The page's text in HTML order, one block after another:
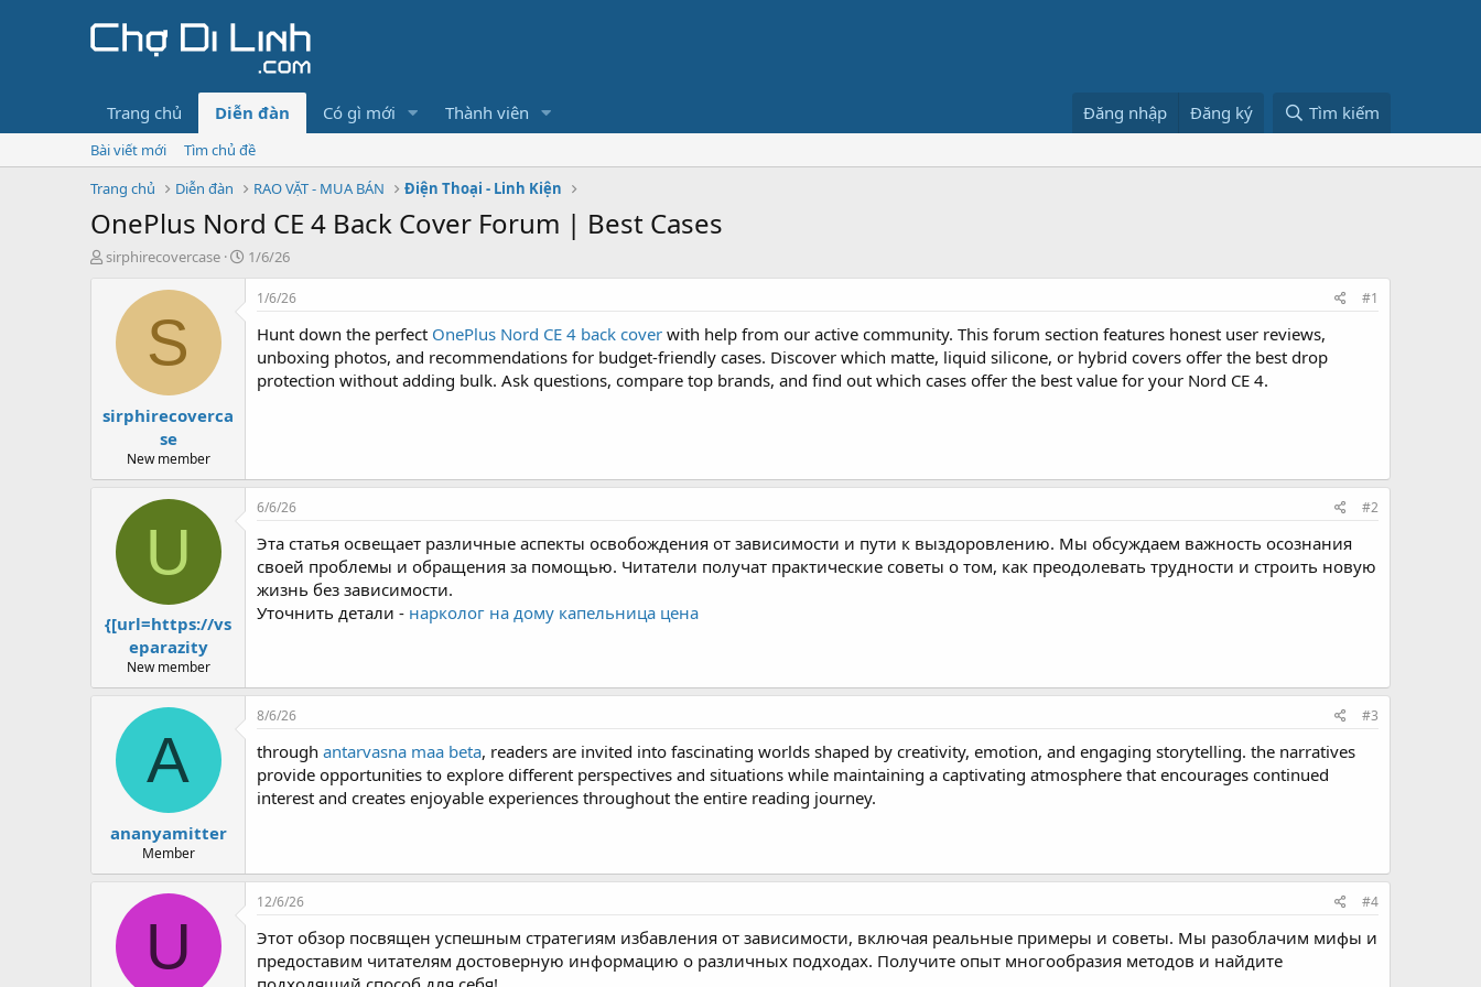
Trang chủ Diễn đàn Có gì mới Thành viên Đăng nhập Đăng ký Tìm kiếm
Bài viết mới
Tìm chủ đề
Trang chủ
Diễn đàn RAO VẶT - MUA BÁN Điện Thoại - Linh Kiện
OnePlus Nord CE 4 Back Cover Forum | Best Cases
T
a
sirphirecovercase
N
g
1/6/26
S
sirphirecoverca
se
New member
1/6/26 #1
Hunt down the perfect OnePlus Nord CE 4 back cover with help from our active community. This forum section features honest user reviews,
unboxing photos, and recommendations for budget-friendly cases. Discover which matte, liquid silicone, or hybrid covers offer the best drop
protection without adding bulk. Ask questions, compare top brands, and find out which cases offer the best value for your Nord CE 4.
U
{[url=https://vs
eparazity
New member
6/6/26 #2
Эта статья освещает различные аспекты освобождения от зависимости и пути к выздоровлению. Мы обсуждаем важность осознания
своей проблемы и обращения за помощью. Читатели получат практические советы о том, как преодолевать трудности и строить новую
жизнь без зависимости.
Уточнить детали - нарколог на дому капельница цена
A
ananyamitter
Member
8/6/26 #3
through antarvasna maa beta, readers are invited into fascinating worlds shaped by creativity, emotion, and engaging storytelling. the narratives
provide opportunities to explore different perspectives and situations while maintaining a captivating atmosphere that encourages continued
interest and creates enjoyable experiences throughout the entire reading journey.
U
12/6/26 #4
Этот обзор посвящен успешным стратегиям избавления от зависимости, включая реальные примеры и советы. Мы разоблачим мифы и
предоставим читателям достоверную информацию о различных подходах. Получите опыт многообразия методов и найдите